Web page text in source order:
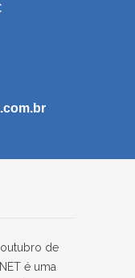
outubro de
é uma